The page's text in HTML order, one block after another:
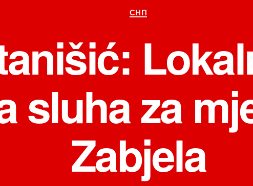
Категорије
СНП
sluha za
Zabjela